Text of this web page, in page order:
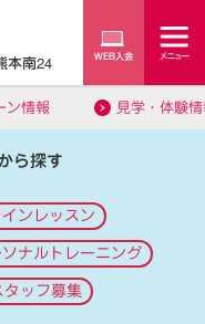
本南24
ン情報 見学・体験
ら探す
ンレッスン
ソナルトレーニング
タッフ募集